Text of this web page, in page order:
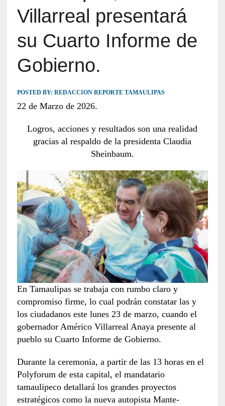
Villarreal presentará
su Cuarto Informe de
Gobierno.
POSTED BY: REDACCION REPORTE TAMAULIPAS
22 de Marzo de 2026.
Logros, acciones y resultados son una realidad
gracias al respaldo de la presidenta Claudia
Sheinbaum.
En Tamaulipas se trabaja con rumbo claro y
compromiso firme, lo cual podrán constatar las y
los ciudadanos este lunes 23 de marzo, cuando el
gobernador Américo Villarreal Anaya presente al
pueblo su Cuarto Informe de Gobierno.
Durante la ceremonia, a partir de las 13 horas en el
Polyforum de esta capital, el mandatario
tamaulipeco detallará los grandes proyectos
estratégicos como la nueva autopista Mante-